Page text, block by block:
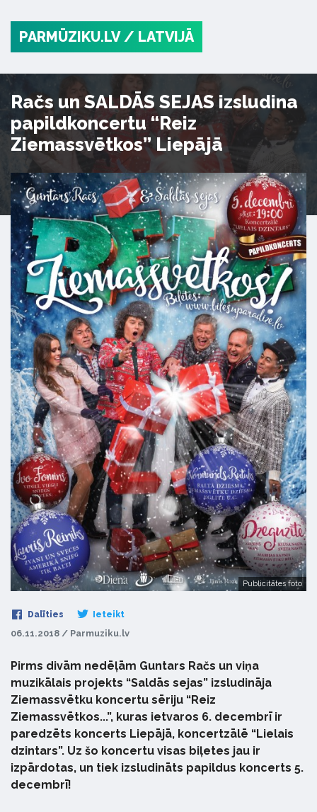
PARMŪZIKU.LV / LATVIJĀ
Račs un SALDĀS SEJAS izsludina
papildkoncertu “Reiz
Ziemassvētkos” Liepājā
Publicitātes foto
Dalīties Ieteikt
06.11.2018 / Parmuziku.lv
Pirms divām nedēļām Guntars Račs un viņa
muzikālais projekts “Saldās sejas” izsludināja
Ziemassvētku koncertu sēriju “Reiz
Ziemassvētkos...”, kuras ietvaros 6. decembrī ir
paredzēts koncerts Liepājā, koncertzālē “Lielais
dzintars”. Uz šo koncertu visas biļetes jau ir
izpārdotas, un tiek izsludināts papildus koncerts 5.
decembrī!